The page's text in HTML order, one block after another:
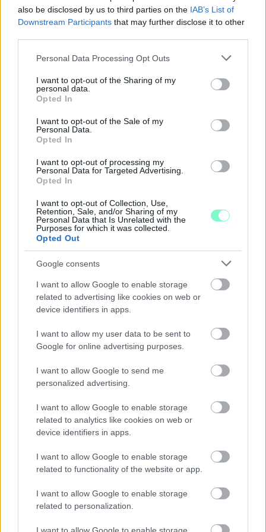
also be disclosed by us to third parties on the IAB’s List of
Downstream Participants that may further disclose it to other
Please note that this website/app uses one or more Google
not limited to your visit or usage behaviour. You may click to
grant or deny consent to Google and its third-party tags to
use your data for below specified purposes in below Google
consent section.
Personal Data Processing Opt Outs
I want to opt-out of the Sharing of my
personal data.
Opted In
I want to opt-out of the Sale of my
Personal Data.
Opted In
I want to opt-out of processing my
Personal Data for Targeted Advertising.
Opted In
I want to opt-out of Collection, Use,
Retention, Sale, and/or Sharing of my
Personal Data that Is Unrelated with the
Purposes for which it was collected.
Opted Out
Google consents
I want to allow Google to enable storage
related to advertising like cookies on web or
device identifiers in apps.
I want to allow my user data to be sent to
Google for online advertising purposes.
I want to allow Google to send me
personalized advertising.
I want to allow Google to enable storage
related to analytics like cookies on web or
device identifiers in apps.
I want to allow Google to enable storage
related to functionality of the website or app.
I want to allow Google to enable storage
related to personalization.
PIKNIK ITALOK: ÍZEK ÉS ÉLMÉNYEK A SZABADBAN
Ahogy tavaszodik és a nap egyre tovább marad velünk, sokaknak
támad kedve kirándulni a természetbe.
INFLÁCIÓ MAGYARORSZÁGON
Júliusban mindössze 1,2 százalékkal emelkedtek éves
összevetésben a fogyasztói árak, miközben az élelmiszerek ára
Szólj hozzá!